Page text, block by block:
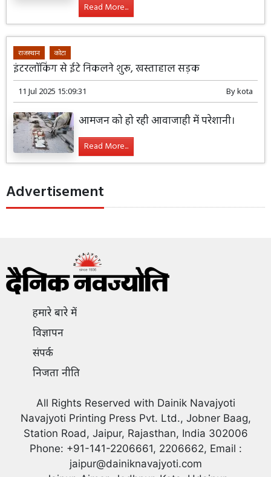
Read More...
राजस्थान कोटा
इंटरलॉकिंग से ईटे निकलने शुरू, खस्ताहाल सड़क
11 Jul 2025 15:09:31 Bykota
आमजन को हो रही आवाजाही में परेशानी।
Read More...
Advertisement
हमारे बारे में
विज्ञापन
संपर्क
निजता नीति
All Rights Reserved with Dainik Navajyoti
Navajyoti Printing Press Pvt. Ltd., Jobner Baag,
Station Road, Jaipur, Rajasthan, India 302006
Phone: +91-141-2206661, 2206662, Email :
jaipur@dainiknavajyoti.com